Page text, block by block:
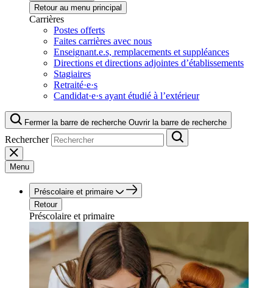
Retour au menu principal
Carrières
Postes offerts
Faites carrières avec nous
Enseignant.e.s, remplacements et suppléances
Directions et directions adjointes d’établissements
Stagiaires
Retraité·e·s
Candidat·e·s ayant étudié à l’extérieur
Fermer la barre de recherche Ouvrir la barre de recherche
Rechercher
Menu
Préscolaire et primaire
Retour
Préscolaire et primaire